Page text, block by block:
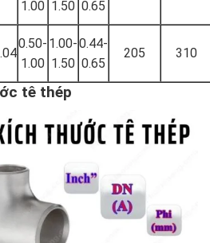
1.00 1.50 0.65
0.50-
1.00
1.00-
1.50
0.44-
0.65
205 310
tê thép